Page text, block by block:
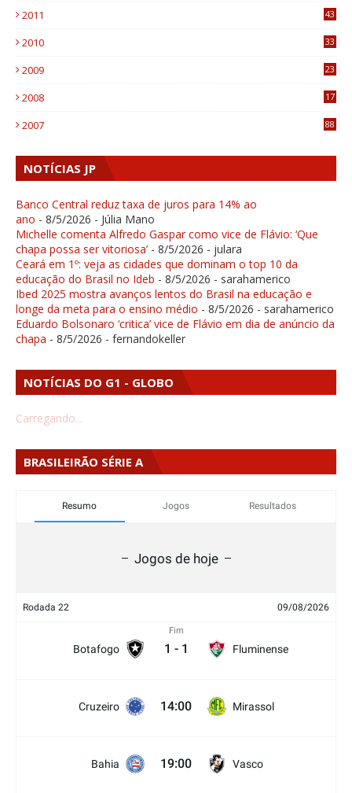
2011
43
2010
33
2009
23
2008
17
2007 88
NOTÍCIAS JP
Banco Central reduz taxa de juros para 14% ao
ano - 8/5/2026 - Júlia Mano
Michelle comenta Alfredo Gaspar como vice de Flávio: ‘Que
chapa possa ser vitoriosa’ - 8/5/2026 - julara
Ceará em 1º: veja as cidades que dominam o top 10 da
educação do Brasil no Ideb - 8/5/2026 - sarahamerico
Ibed 2025 mostra avanços lentos do Brasil na educação e
longe da meta para o ensino médio - 8/5/2026 - sarahamerico
Eduardo Bolsonaro ‘critica’ vice de Flávio em dia de anúncio da
chapa - 8/5/2026 - fernandokeller
NOTÍCIAS DO G1 - GLOBO
Carregando...
BRASILEIRÃO SÉRIE A
Resumo Jogos Resultados
Jogos de hoje
Rodada 22 09/08/2026
Botafogo
Fim
1 - 1 Fluminense
Cruzeiro 14:00 Mirassol
Bahia 19:00 Vasco